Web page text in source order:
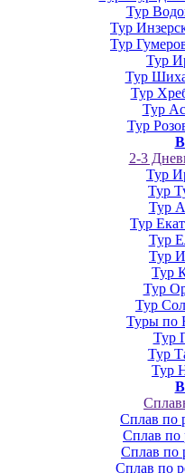
Тур
Тур
Тур
Тур
Тур
Тур
Тур
Тур
2-3
Тур
Тур
Тур
Тур
Тур
Тур
Тур
Тур
Тур
Туры по
Тур
Тур
Тур
Сплав по
Сплав по
Сплав по
Сплав по